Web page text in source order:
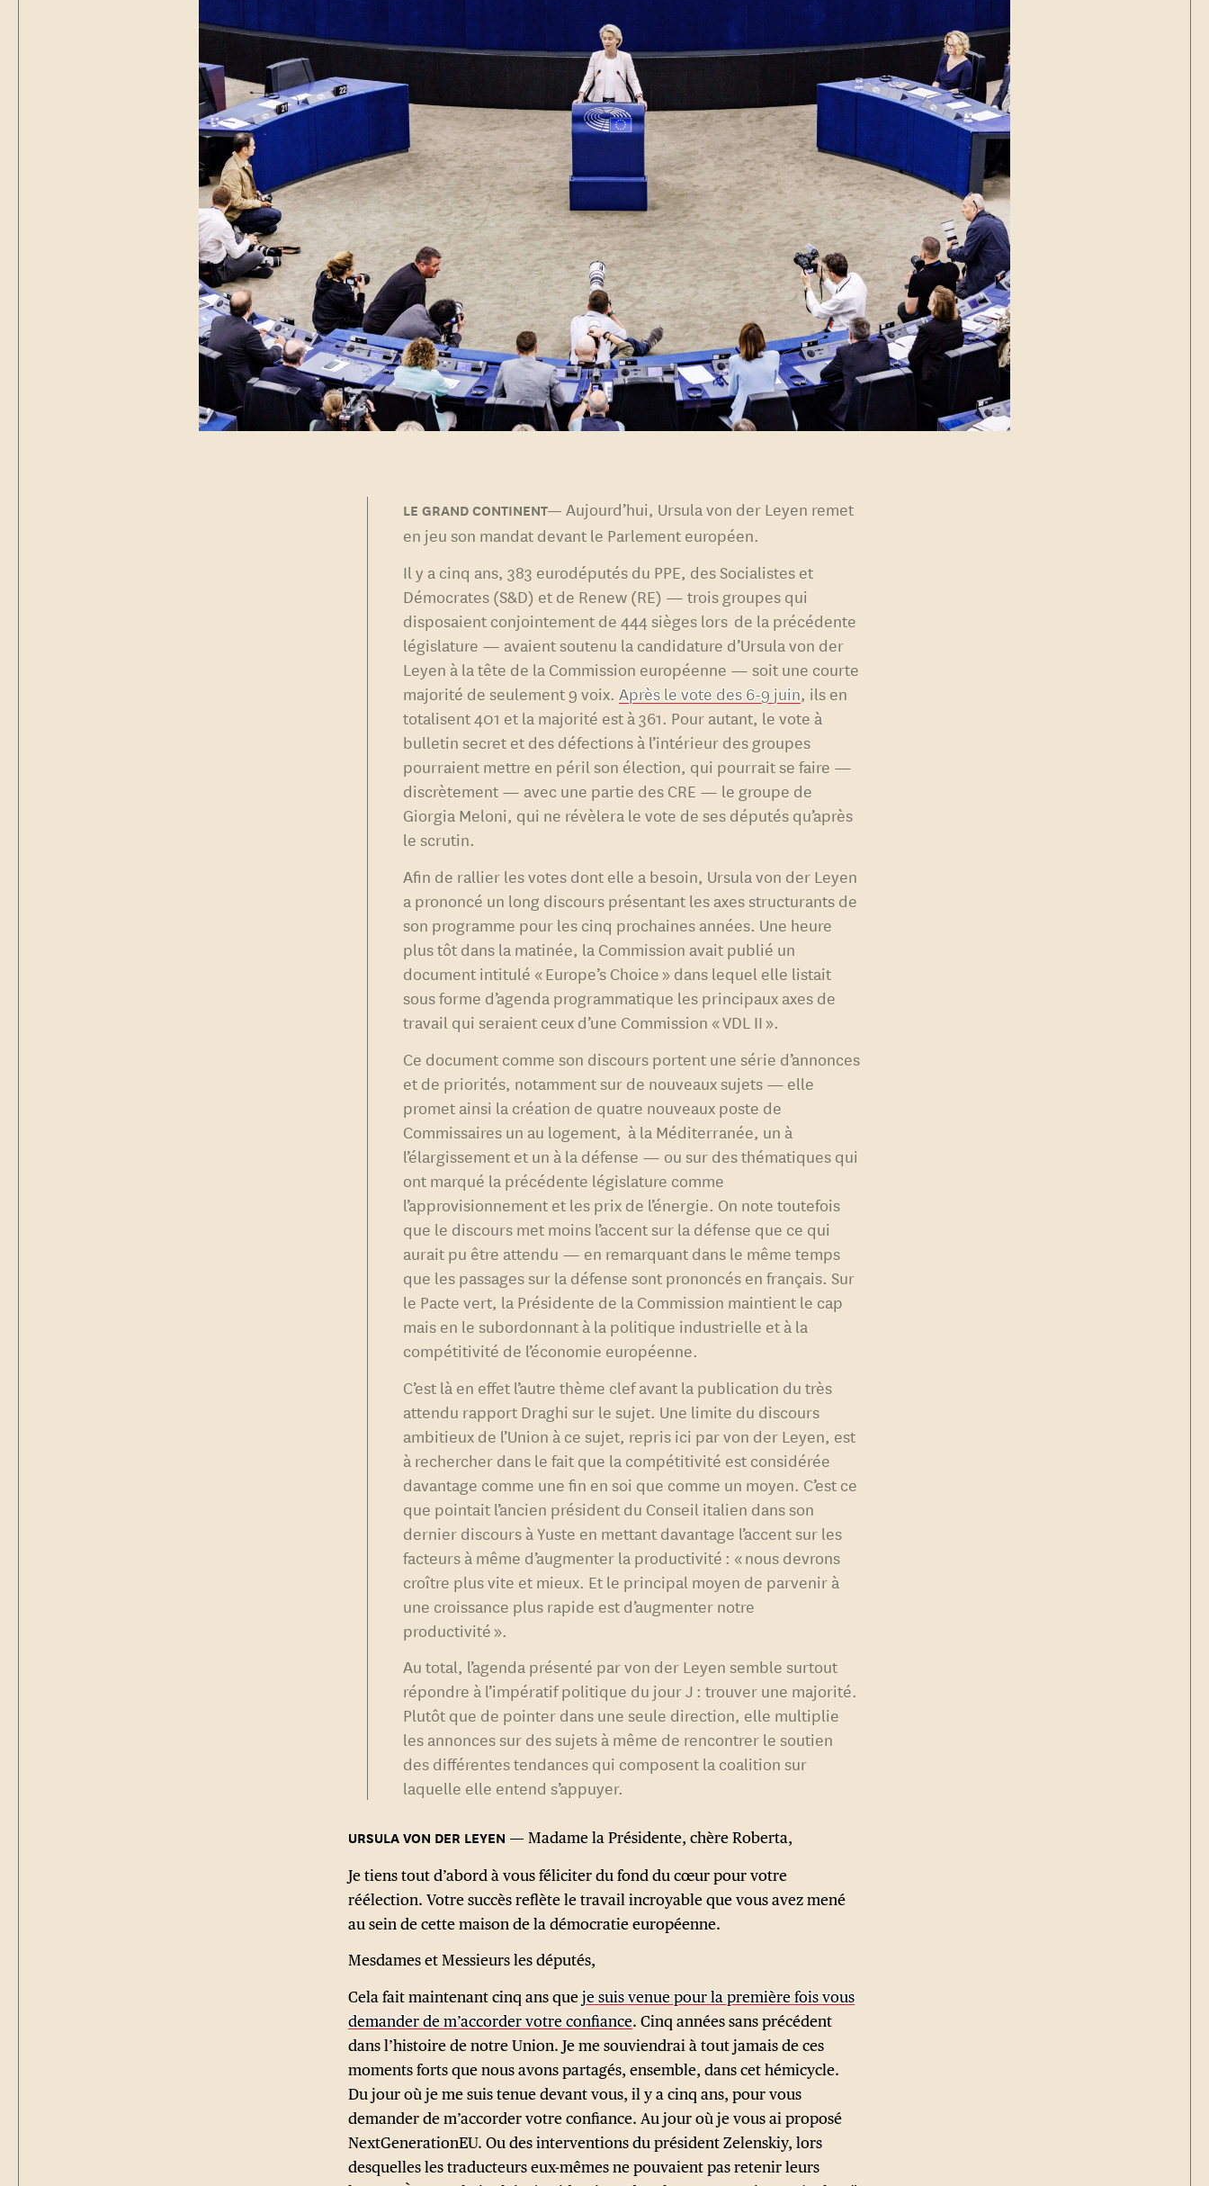
Aujourd’hui, Ursula von der Leyen remet
en jeu son mandat devant le Parlement européen.
Il y a cinq ans, 383 eurodéputés du PPE, des Socialistes et
Démocrates (S&D) et de Renew (RE) — trois groupes qui
disposaient conjointement de 444 sièges lors de la précédente
législature — avaient soutenu la candidature d’Ursula von der
Leyen à la tête de la Commission européenne — soit une courte
majorité de seulement 9 voix.Après le vote des 6-9 juin, ils en
totalisent 401 et la majorité est à 361. Pour autant, le vote à
bulletin secret et des défections à l’intérieur des groupes
pourraient mettre en péril son élection, qui pourrait se faire —
discrètement — avec une partie des CRE — le groupe de
Giorgia Meloni, qui ne révèlera le vote de ses députés qu’après
le scrutin.
Afin de rallier les votes dont elle a besoin, Ursula von der Leyen
a prononcé un long discours présentant les axes structurants de
son programme pour les cinq prochaines années. Une heure
plus tôt dans la matinée, la Commission avait publié un
document intitulé « Europe’s Choice » dans lequel elle listait
sous forme d’agenda programmatique les principaux axes de
travail qui seraient ceux d’une Commission « VDL II ».
Ce document comme son discours portent une série d’annonces
et de priorités, notamment sur de nouveaux sujets — elle
promet ainsi la création de quatre nouveaux poste de
Commissaires un au logement, à la Méditerranée, un à
l’élargissement et un à la défense — ou sur des thématiques qui
ont marqué la précédente législature comme
l’approvisionnement et les prix de l’énergie. On note toutefois
que le discours met moins l’accent sur la défense que ce qui
aurait pu être attendu — en remarquant dans le même temps
que les passages sur la défense sont prononcés en français. Sur
le Pacte vert, la Présidente de la Commission maintient le cap
mais en le subordonnant à la politique industrielle et à la
compétitivité de l’économie européenne.
C’est là en effet l’autre thème clef avant la publication du très
attendu rapport Draghi sur le sujet. Une limite du discours
ambitieux de l’Union à ce sujet, repris ici par von der Leyen, est
à rechercher dans le fait que la compétitivité est considérée
davantage comme une fin en soi que comme un moyen. C’est ce
que pointait l’ancien président du Conseil italien dans son
dernier discours à Yuste en mettant davantage l’accent sur les
facteurs à même d’augmenter la productivité : « nous devrons
croître plus vite et mieux. Et le principal moyen de parvenir à
une croissance plus rapide est d’augmenter notre
productivité ».
Au total, l’agenda présenté par von der Leyen semble surtout
répondre à l’impératif politique du jour J : trouver une majorité.
Plutôt que de pointer dans une seule direction, elle multiplie
les annonces sur des sujets à même de rencontrer le soutien
des différentes tendances qui composent la coalition sur
laquelle elle entend s’appuyer.
Madame la Présidente, chère Roberta,
Je tiens tout d’abord à vous féliciter du fond du cœur pour votre
réélection. Votre succès reflète le travail incroyable que vous avez mené
au sein de cette maison de la démocratie européenne.
Mesdames et Messieurs les députés,
Cela fait maintenant cinq ans queje suis venue pour la première fois vous
demander de m’accorder votre confiance. Cinq années sans précédent
dans l’histoire de notre Union. Je me souviendrai à tout jamais de ces
moments forts que nous avons partagés, ensemble, dans cet hémicycle.
Du jour où je me suis tenue devant vous, il y a cinq ans, pour vous
demander de m’accorder votre confiance. Au jour où je vous ai proposé
NextGenerationEU. Ou des interventions du président Zelenskiy, lors
desquelles les traducteurs eux-mêmes ne pouvaient pas retenir leurs